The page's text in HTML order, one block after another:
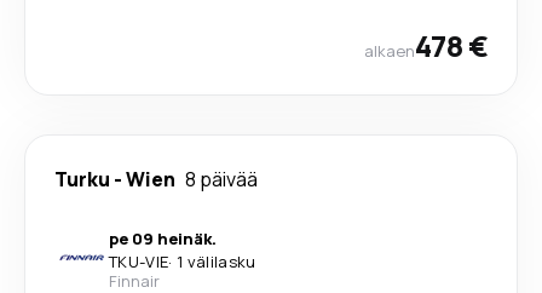
alkaen478 €
Turku -Wien 8 päivää
pe 09 heinäk.
TKU-VIE· 1 välilasku
Finnair